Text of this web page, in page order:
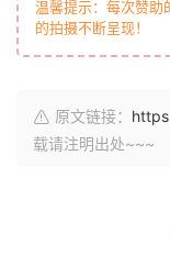
温馨提示：每次赞助
的拍摄不断呈现！
原文链接：
载请注明出处~~~